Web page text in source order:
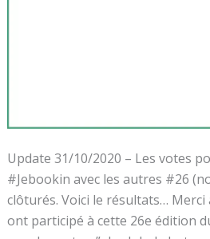
Update 31/10/2020 – Les votes
#Jebookin avec les autres #26
clôturés. Voici le résultats… Merci
ont participé à cette 26e édition